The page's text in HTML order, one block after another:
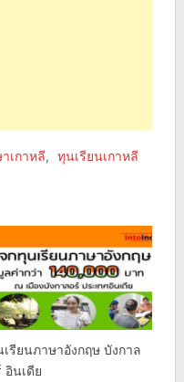
เกาหลี, ทุนเรียนเกาหลี
รียนภาษาอังกฤษ บังกาล
อินเดีย